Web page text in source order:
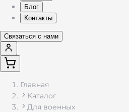
Блог
Контакты
Связаться с нами
Главная
Каталог
Для военных